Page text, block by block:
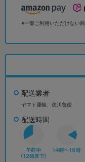
※一部ご利用いただけない商
配送業者
ヤマト運輸、佐川急便
配送時間